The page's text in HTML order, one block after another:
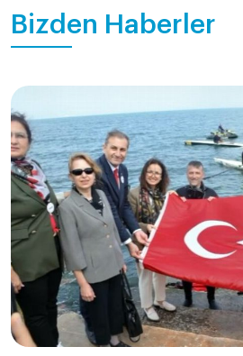
Bizden Haberler